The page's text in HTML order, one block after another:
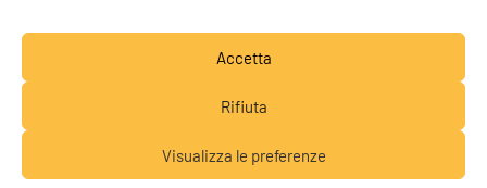
Accetta
Rifiuta
Visualizza le preferenze
© RESOLVE SRL SB 2026 - P.IVA 05652160283 -